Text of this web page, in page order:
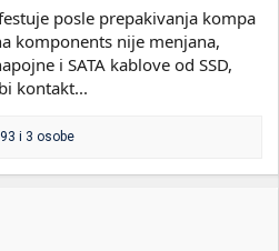
posle prepakivanja kompa
komponents nije menjana,
i SATA kablove od SSD,
kontakt...
i 3 osobe